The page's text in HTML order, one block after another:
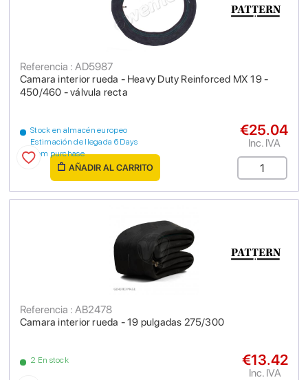
Camara interior rueda - Heavy Duty Reinforced MX 19 -
450/460 - válvula recta
Referencia : AD5987
Stock en almacén europeo
Estimación de llegada 6 Days
from purchase
€25.04
Inc. IVA
AÑADIR AL CARRITO
Camara interior rueda - 19 pulgadas 275/300
Referencia : AB2478
2 En stock €13.42
Inc. IVA